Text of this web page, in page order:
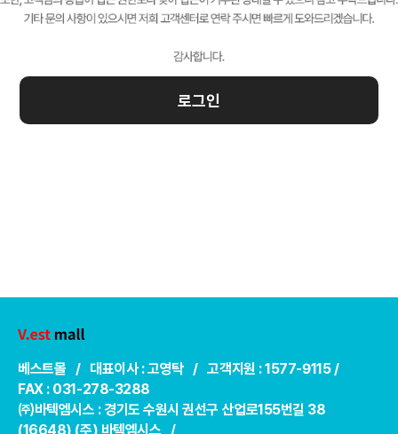
로그인
베스트몰 / 대표이사 : 고영탁 / 고객지원 : 1577-9115 /
FAX : 031-278-3288
㈜바텍엠시스 : 경기도 수원시 권선구 산업로155번길 38
(16648) (주) 바텍엠시스 /